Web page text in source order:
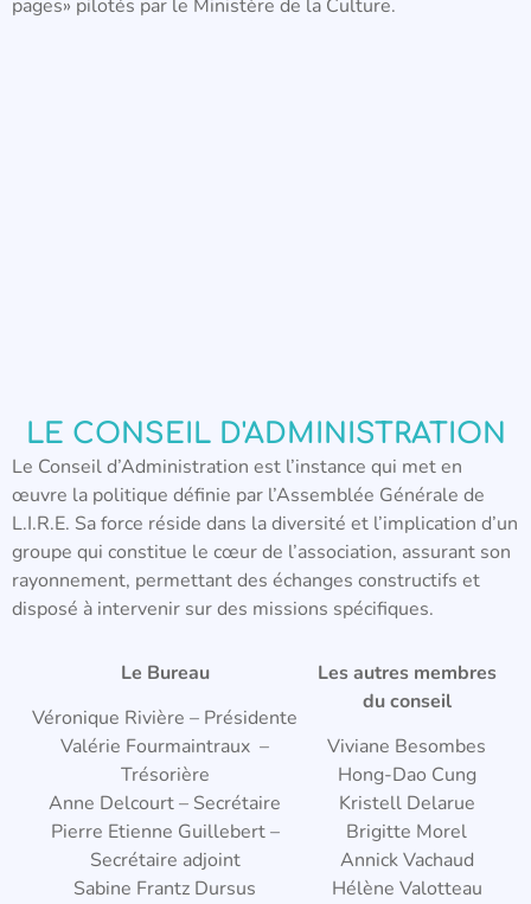
pages» pilotés par le Ministère de la Culture.
LE CONSEIL D'ADMINISTRATION
Le Conseil d’Administration est l’instance qui met en
œuvre la politique définie par l’Assemblée Générale de
L.I.R.E. Sa force réside dans la diversité et l’implication d’un
groupe qui constitue le cœur de l’association, assurant son
rayonnement, permettant des échanges constructifs et
disposé à intervenir sur des missions spécifiques.
Le Bureau
Véronique Rivière – Présidente
Valérie Fourmaintraux –
Trésorière
Anne Delcourt – Secrétaire
Pierre Etienne Guillebert –
Secrétaire adjoint
Sabine Frantz Dursus
Les autres membres
du conseil
Viviane Besombes
Hong-Dao Cung
Kristell Delarue
Brigitte Morel
Annick Vachaud
Hélène Valotteau